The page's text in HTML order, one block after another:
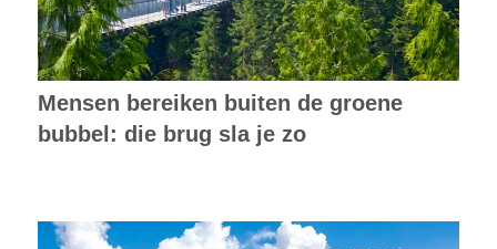
Mensen bereiken buiten de groene
bubbel: die brug sla je zo